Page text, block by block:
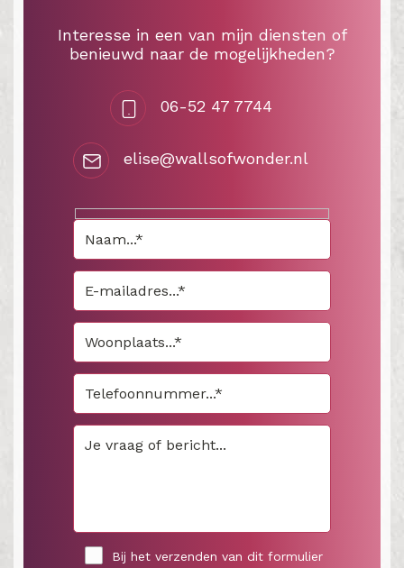
Interesse in een van mijn diensten of
benieuwd naar de mogelijkheden?
06-52 47 7744
elise@wallsofwonder.nl
Bij het verzenden van dit formulier